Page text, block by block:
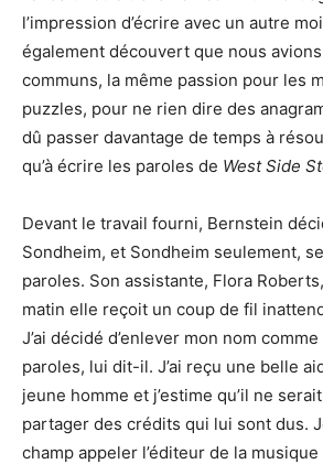
l’impression d’écrire avec un autre
également découvert que nous avions
communs, la même passion pour les
puzzles, pour ne rien dire des
dû passer davantage de temps à
qu’à écrire les paroles de West Side
Devant le travail fourni, Bernstein
Sondheim, et Sondheim seulement,
paroles. Son assistante, Flora
matin elle reçoit un coup de fil
J’ai décidé d’enlever mon nom
paroles, lui dit-il. J’ai reçu une belle
jeune homme et j’estime qu’il ne
partager des crédits qui lui sont dus.
champ appeler l’éditeur de la